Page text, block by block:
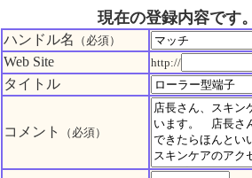
現在の登録内容です
ハンドル名 （必須）
Web Site http://
タイトル
コメント （必須）